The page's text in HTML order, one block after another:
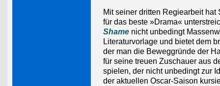
Mit seiner dritten Regiearbeit
für das beste »Drama«
Shame nicht unbedingt
Literaturvorlage und bietet dem
der man die Beweggründe der
für seine treuen Zuschauer aus
spielen, der nicht unbedingt zur
der aktuellen Oscar-Saison